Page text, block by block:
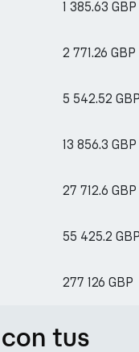
1 385.63 GBP
2 771.26 GBP
5 542.52
13 856.3 GBP
27 712.6 GBP
55 425.2
277 126 GBP
tus